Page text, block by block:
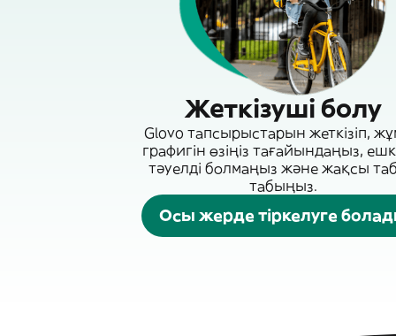
Жеткізуші болу
Glovo тапсырыстарын жеткізіп,
графигін өзіңіз тағайындаңыз,
тәуелді болмаңыз және жақсы
табыңыз.
Осы жерде тіркелуге